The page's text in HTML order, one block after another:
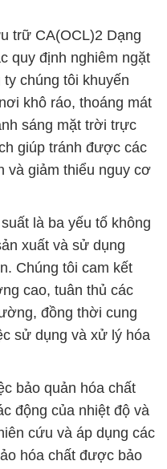
trữ CA(OCL)2 Dạng
quy định nghiêm ngặt
chúng tôi khuyến
khô ráo, thoáng mát
sáng mặt trời trực
giúp tránh được các
và giảm thiểu nguy cơ
là ba yếu tố không
xuất và sử dụng
Chúng tôi cam kết
cao, tuân thủ các
đồng thời cung
sử dụng và xử lý hóa
bảo quản hóa chất
động của nhiệt độ và
cứu và áp dụng các
hóa chất được bảo